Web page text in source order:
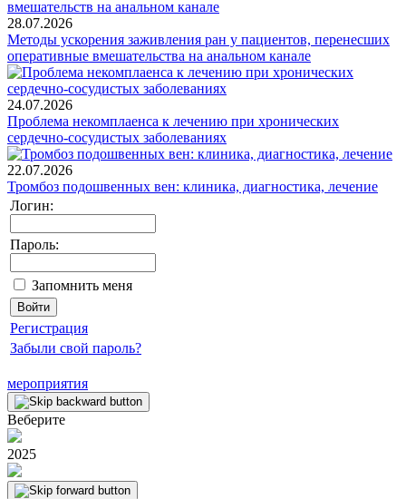
28.07.2026
Методы ускорения заживления ран у пациентов, перенесших
оперативные вмешательства на анальном канале
24.07.2026
Проблема некомплаенса к лечению при хронических
сердечно-сосудистых заболеваниях
22.07.2026
Тромбоз подошвенных вен: клиника, диагностика, лечение
Логин:
Пароль:
Запомнить меня
Регистрация
Забыли свой пароль?
мероприятия
Веберите
2025